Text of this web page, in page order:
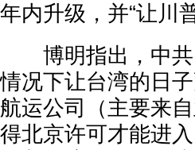
年内升级，并“让川
博明指出，中共
情况下让台湾的日
航运公司（主要来
得北京许可才能进